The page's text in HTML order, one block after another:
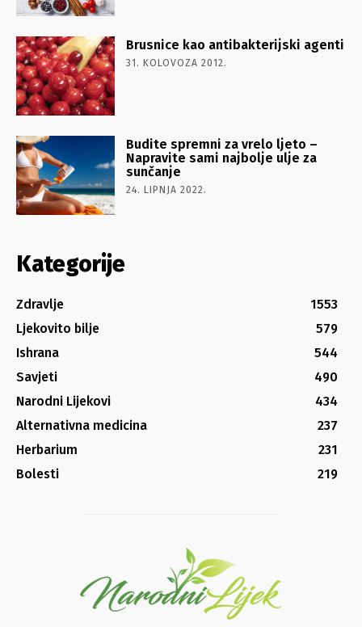
Brusnice kao antibakterijski agenti
31. KOLOVOZA 2012.
Budite spremni za vrelo ljeto –
Napravite sami najbolje ulje za
sunčanje
24. LIPNJA 2022.
Kategorije
Zdravlje
1553
Ljekovito bilje
579
Ishrana
544
Savjeti
490
Narodni Lijekovi
434
Alternativna medicina
237
Herbarium
231
Bolesti
219